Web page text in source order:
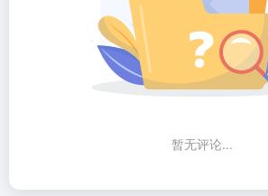
暂无评论...